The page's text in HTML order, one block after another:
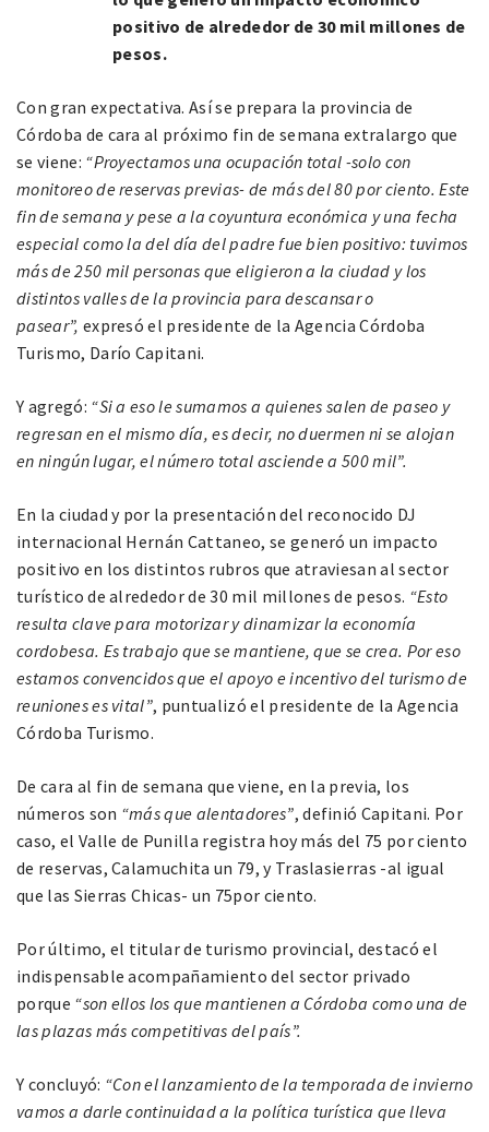
positivo de alrededor de 30 mil millones de
pesos.
Con gran expectativa. Así se prepara la provincia de
Córdoba de cara al próximo fin de semana extralargo que
se viene: “Proyectamos una ocupación total -solo con
monitoreo de reservas previas- de más del 80 por ciento. Este
fin de semana y pese a la coyuntura económica y una fecha
especial como la del día del padre fue bien positivo: tuvimos
más de 250 mil personas que eligieron a la ciudad y los
distintos valles de la provincia para descansar o
pasear”, expresó el presidente de la Agencia Córdoba
Turismo, Darío Capitani.
Y agregó: “Si a eso le sumamos a quienes salen de paseo y
regresan en el mismo día, es decir, no duermen ni se alojan
en ningún lugar, el número total asciende a 500 mil”.
En la ciudad y por la presentación del reconocido DJ
internacional Hernán Cattaneo, se generó un impacto
positivo en los distintos rubros que atraviesan al sector
turístico de alrededor de 30 mil millones de pesos. “Esto
resulta clave para motorizar y dinamizar la economía
cordobesa. Es trabajo que se mantiene, que se crea. Por eso
estamos convencidos que el apoyo e incentivo del turismo de
reuniones es vital”, puntualizó el presidente de la Agencia
Córdoba Turismo.
De cara al fin de semana que viene, en la previa, los
números son “más que alentadores”, definió Capitani. Por
caso, el Valle de Punilla registra hoy más del 75 por ciento
de reservas, Calamuchita un 79, y Traslasierras -al igual
que las Sierras Chicas- un 75por ciento.
Por último, el titular de turismo provincial, destacó el
indispensable acompañamiento del sector privado
porque “son ellos los que mantienen a Córdoba como una de
las plazas más competitivas del país”.
Y concluyó: “Con el lanzamiento de la temporada de invierno
vamos a darle continuidad a la política turística que lleva